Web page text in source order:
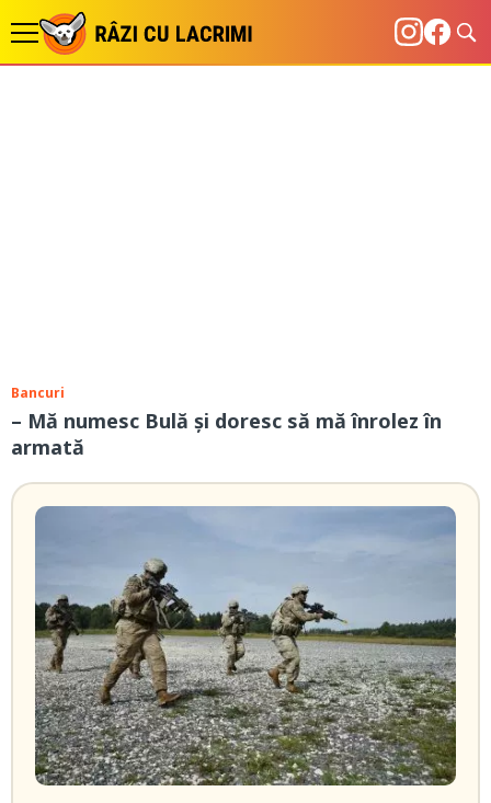
Bancuri
– Mă numesc Bulă și doresc să mă înrolez în
armată